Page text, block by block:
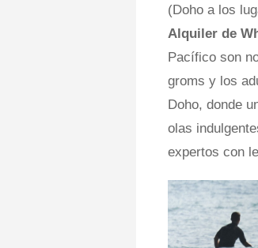
(Doho a los
Alquiler de
Pacífico son
groms y los
Doho, donde
olas
expertos con